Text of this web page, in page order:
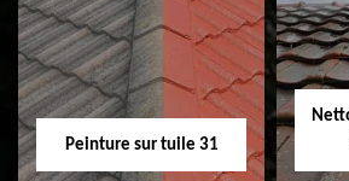
ravalement de
façade 31
Peinture sur tuile 31